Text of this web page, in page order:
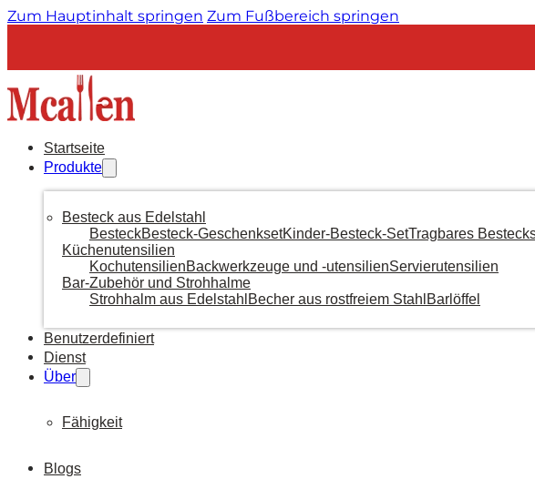
Zum Hauptinhalt springen Zum Fußbereich springen
Startseite
Produkte
Besteck aus Edelstahl
BesteckBesteck-GeschenksetKinder-Besteck-SetTragbares
Küchenutensilien
KochutensilienBackwerkzeuge und -utensilienServierutensilien
Bar-Zubehör und Strohhalme
Strohhalm aus Edelstahl Becher aus rostfreiem Stahl Barlöffel
Benutzerdefiniert
Dienst
Über
Fähigkeit
Blogs